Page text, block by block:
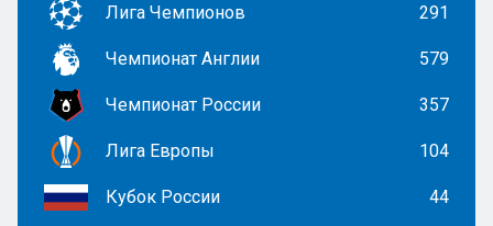
Лига Чемпионов 291
Чемпионат Англии 579
Чемпионат России 357
Лига Европы 104
Кубок России 44